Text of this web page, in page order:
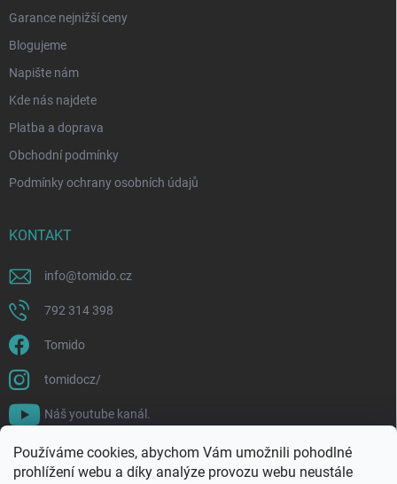
Používáme cookies, abychom Vám umožnili pohodlné
prohlížení webu a díky analýze provozu webu neustále
Garance nejnižší ceny
Blogujeme
Napište nám
Kde nás najdete
Platba a doprava
Obchodní podmínky
Podmínky ochrany osobních údajů
KONTAKT
info@tomido.cz
792 314 398
Tomido
tomidocz/
Náš youtube kanál.